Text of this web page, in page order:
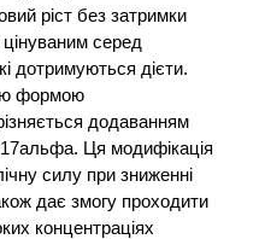
ріст без затримки
серед
дотримуються дієти.
формою
додаванням
Ця модифікація
силу при зниженні
дає змогу проходити
концентраціях